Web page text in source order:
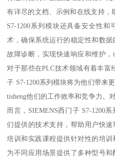
有详尽的文档、示例和在线支持，
S7-1200系列模块还具备安全性
术，确保系统运行的稳定性和数
故障诊断，实现快速响应和维护，
对于那些在PLC技术领域有着丰富
子 S7-1200系列模块将为他们带来
tisheng他们的工作效率和竞争力。
而言，SIEMENS西门子 S7-1200
们提供的技术支持，帮助用户快
培训和实践课程提供针对性的培
为不同应用场景提供了多种型号